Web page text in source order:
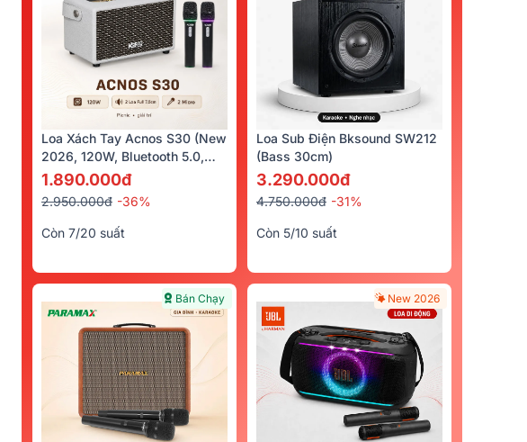
Loa Xách Tay Acnos S30 (New
2026, 120W, Bluetooth 5.0,
Kèm 2 Tay Micro)
1.890.000đ
2.950.000đ -36%
Còn 7/20 suất
Loa Sub Điện Bksound SW212
(bass 30cm)
3.290.000đ
4.750.000đ -31%
Còn 5/10 suất
Bán Chạy New 2026